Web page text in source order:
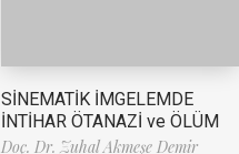
SİNEMATİK İMGELEMDE
İNTİHAR ÖTANAZİ ve ÖLÜM
Doç. Dr. Zuhal Akmeşe Demir